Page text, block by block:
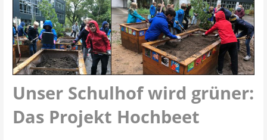
Unser Schulhof wird grüner:
Das Projekt Hochbeet